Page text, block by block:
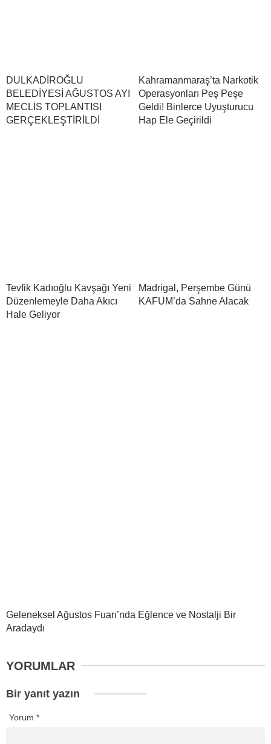
DULKADİROĞLU
BELEDİYESİ AĞUSTOS AYI
MECLİS TOPLANTISI
GERÇEKLEŞTİRİLDİ
Kahramanmaraş’ta Narkotik
Operasyonları Peş Peşe
Geldi! Binlerce Uyuşturucu
Hap Ele Geçirildi
Tevfik Kadıoğlu Kavşağı Yeni
Düzenlemeyle Daha Akıcı
Hale Geliyor
Madrigal, Perşembe Günü
KAFUM’da Sahne Alacak
Geleneksel Ağustos Fuarı’nda Eğlence ve Nostalji Bir
Aradaydı
YORUMLAR
Bir yanıt yazın
Yorum *